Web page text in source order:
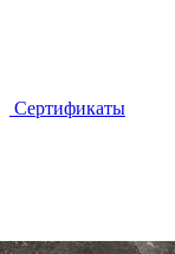
Сертификаты